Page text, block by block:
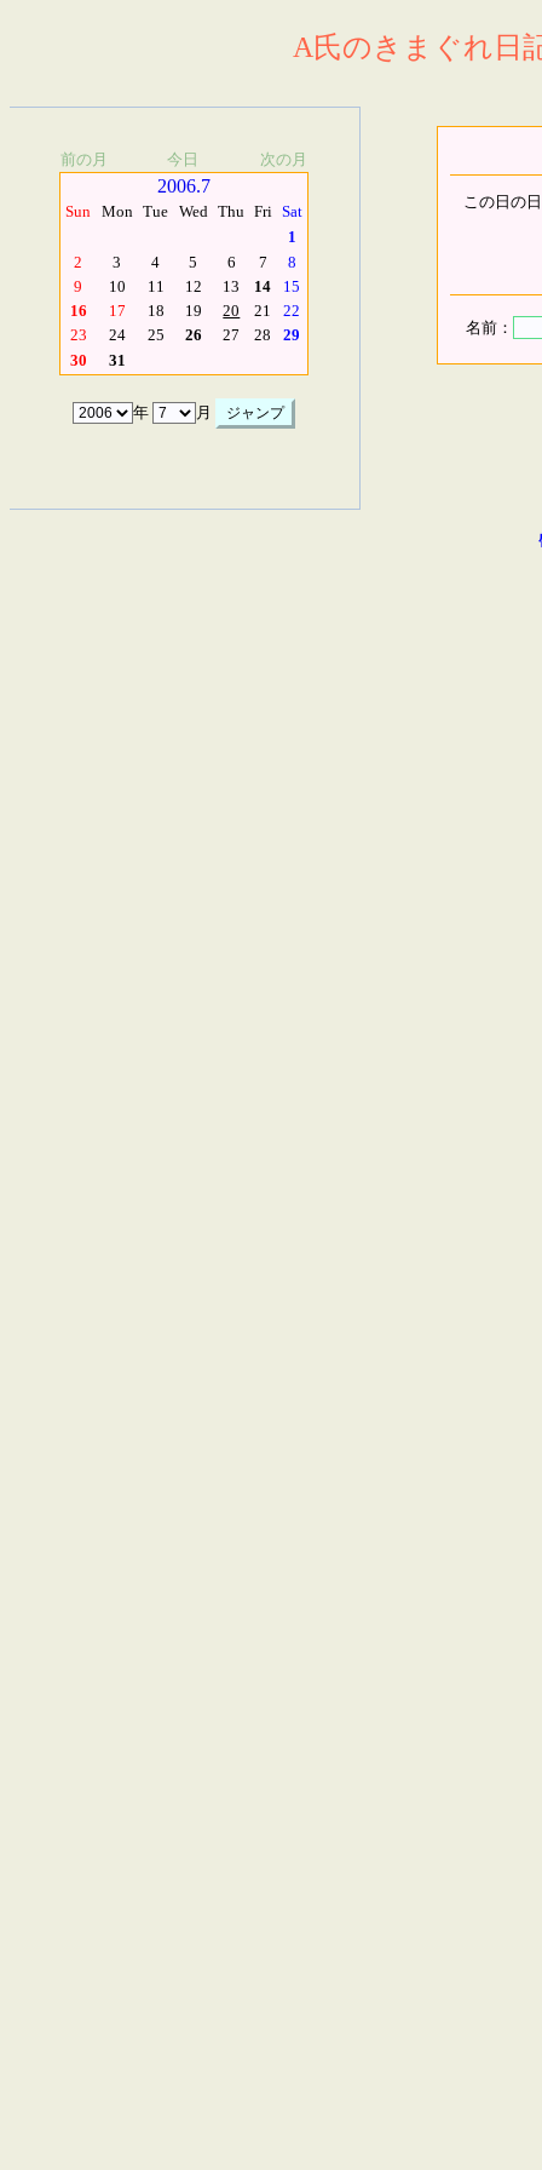
A氏のきまぐれ日
前の月 今日 次の月
2006.7
Sun Mon Tue Wed Thu Fri Sat
1
2
3 4 5 6 7
8
9
10 11 12 13 14
15
16
17 18 19 20 21
22
23
24 25 26 27 28
29
30
31
年 月
この日の
名前：